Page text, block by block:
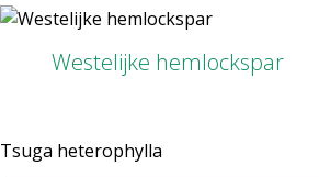
Westelijke hemlockspar
Tsuga heterophylla